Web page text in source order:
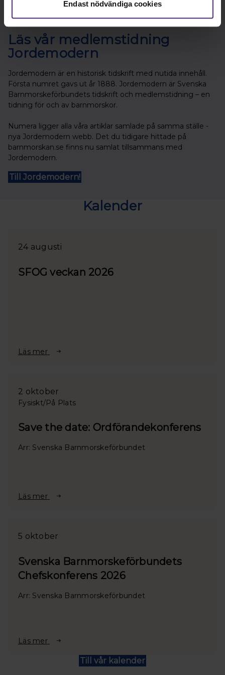
Endast nödvändiga cookies
Läs vår medlemstidning
Jordemodern
Jordemodern är en historisk tidskrift med nutida innehåll.
Första numret gavs ut år 1888. Jordemodern är Svenska
Barnmorskeförbundets tidskrift och medlemstidning – en
tidning för och av barnmorskor.
Numera ligger alla våra artiklar samlade på samma ställe -
nya Jordemodern webb. Det du tidigare hittade på
barnmorskan.se finns nu samlat tillsammans med
Jordemodern.
Till Jordemodern!
Kalender
24 augusti
SFOG veckan 2026
Läs mer
2 oktober
Fysiskt/På Plats
Save the date: Ordförandekonferens
Arr: Svenska Barnmorskeförbundet
Läs mer
5 oktober
Svenska Barnmorskeförbundets
Chefskonferens 2026
Arr: Svenska Barnmorskeförbundet
Läs mer
Till vår kalender